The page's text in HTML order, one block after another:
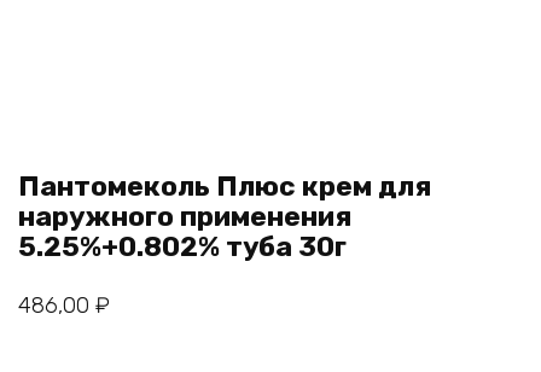
Пантомеколь Плюс крем для
наружного применения
5.25%+0.802% туба 30г
486,00 ₽